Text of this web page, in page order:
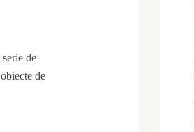
de
de